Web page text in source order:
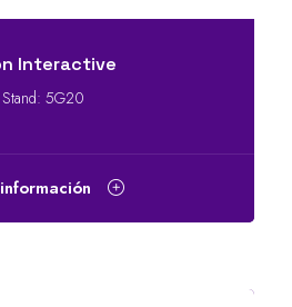
Interactive
Stand: 5G20